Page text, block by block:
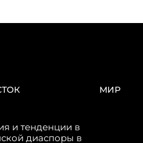
МИР
и тенденции в
диаспоры в